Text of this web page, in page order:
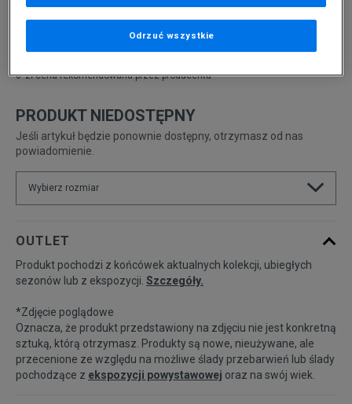
0 zł cena rekomendowana przez producenta
129,99 zł
PRODUKT NIEDOSTĘPNY
Jeśli artykuł będzie ponownie dostępny, otrzymasz od nas
powiadomienie.
Wybierz rozmiar
39 25 cm Powiadom o dostępności
40,5 26 cm
41 26,5 cm Powiadom o dostępności
OUTLET
Produkt pochodzi z końcówek aktualnych kolekcji, ubiegłych
sezonów lub z ekspozycji. Szczegóły.
*Zdjęcie poglądowe
Oznacza, że produkt przedstawiony na zdjęciu nie jest konkretną
sztuką, którą otrzymasz. Produkty są nowe, nieużywane, ale
przecenione ze względu na możliwe ślady przebarwień lub ślady
pochodzące z ekspozycji powystawowej oraz na swój wiek.
Odrzuć wszystkie